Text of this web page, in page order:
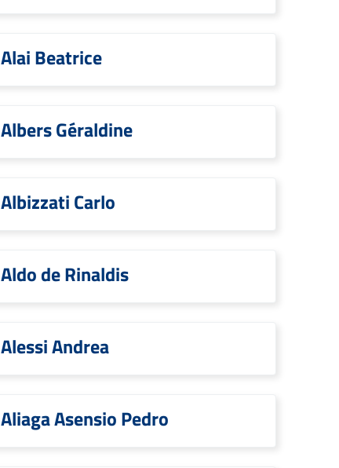
Alai Beatrice
Albers Géraldine
Albizzati Carlo
Aldo de Rinaldis
Alessi Andrea
Aliaga Asensio Pedro